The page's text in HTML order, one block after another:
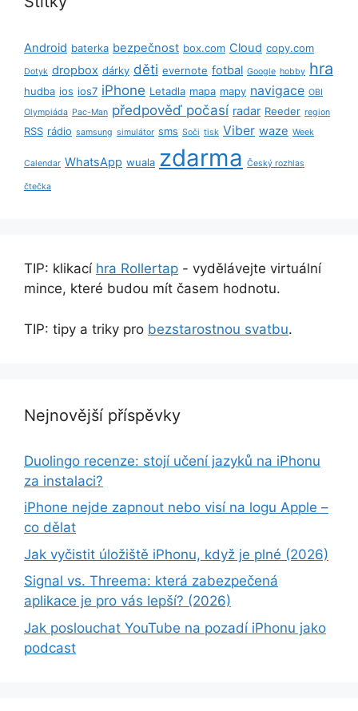
Android baterka bezpečnost box.com Cloud copy.com
Dotyk dropbox dárky děti evernote fotbal Google hobby hra
hudba ios ios7 iPhone Letadla mapa mapy navigace OBI
Olympiáda Pac-Man předpověď počasí radar Reeder region
RSS rádio samsung simulátor sms Soči tisk Viber waze Week
Calendar WhatsApp wuala zdarma Český rozhlas
čtečka
TIP: klikací hra Rollertap - vydělávejte virtuální
mince, které budou mít časem hodnotu.
TIP: tipy a triky pro bezstarostnou svatbu.
Nejnovější příspěvky
Duolingo recenze: stojí učení jazyků na iPhonu
za instalaci?
iPhone nejde zapnout nebo visí na logu Apple –
co dělat
Jak vyčistit úložiště iPhonu, když je plné (2026)
Signal vs. Threema: která zabezpečená
aplikace je pro vás lepší? (2026)
Jak poslouchat YouTube na pozadí iPhonu jako
podcast